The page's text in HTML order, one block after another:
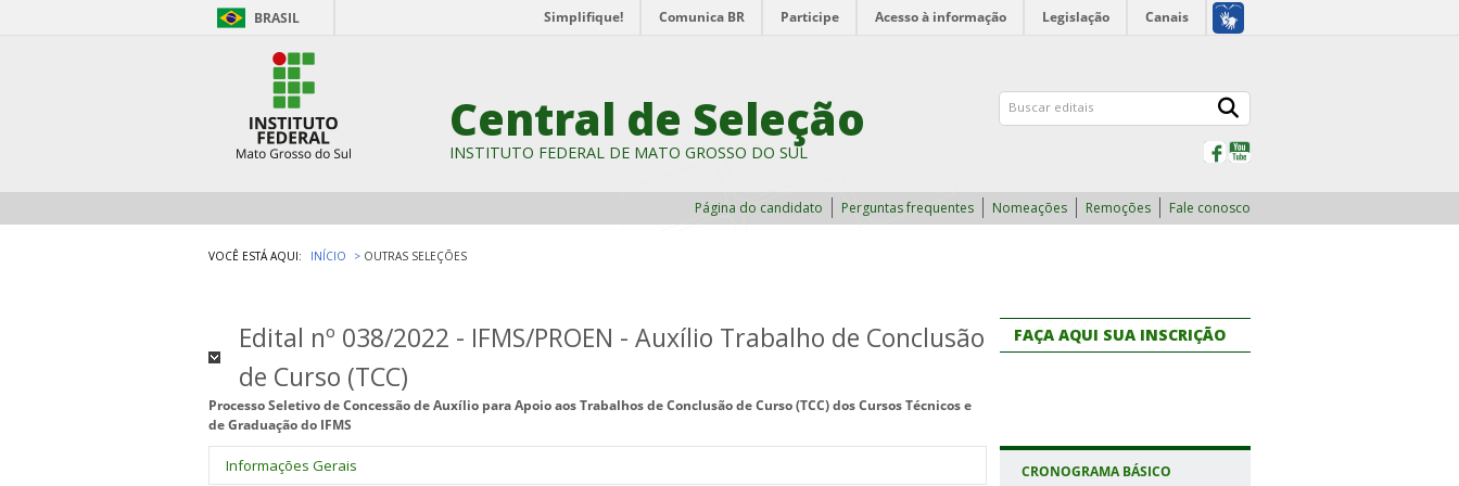
BRASIL Simplifique! Comunica BR Participe Acesso à informação Legislação Canais
Central de Seleção
INSTITUTO FEDERAL DE MATO GROSSO DO SUL Facebook
Página do candidato Perguntas frequentes Nomeações Remoções Fale conosco
VOCÊ ESTÁ AQUI: INÍCIO OUTRAS SELEÇÕES
Edital nº 038/2022 - IFMS/PROEN - Auxílio Trabalho de Conclusão
de Curso (TCC)
Processo Seletivo de Concessão de Auxílio para Apoio aos Trabalhos de Conclusão de Curso (TCC) dos Cursos Técnicos e
de Graduação do IFMS
FAÇA AQUI SUA INSCRIÇÃO
Informações Gerais
CRONOGRAMA BÁSICO